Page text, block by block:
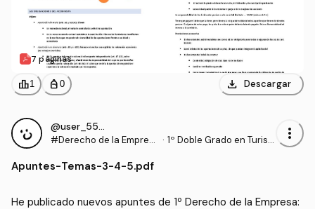
7 páginas
leaderboard1 personal_bag 0 download Descargar
@user_5581652
#Derecho de la Empres
· 1º Doble Grado en Turism
more_vert
Apuntes-Temas-3-4-5.pdf
He publicado nuevos apuntes de 1º Derecho de la Empresa: